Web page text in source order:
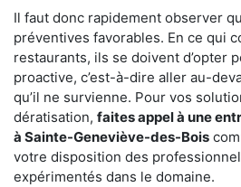
Il faut donc rapidement observer
préventives favorables. En ce qui
restaurants, ils se doivent d’opter
proactive, c’est-à-dire aller au-
qu’il ne survienne. Pour vos
dératisation, faites appel à une
à Sainte-Geneviève-des-Bois
votre disposition des
expérimentés dans le domaine.